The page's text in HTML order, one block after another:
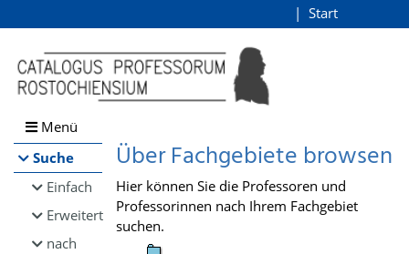
Browsen
direkt zum Inhalt
Start
Menü
Suche
Einfach
Erweitert
nach
Über Fachgebiete browsen
Hier können Sie die Professoren und
Professorinnen nach Ihrem Fachgebiet
suchen.